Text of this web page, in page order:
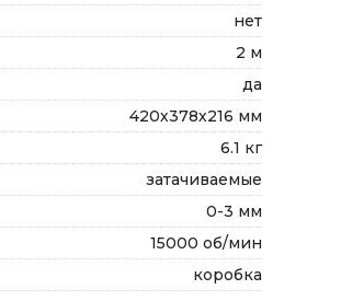
нет
2 м
да
420х378х216 мм
6.1 кг
затачиваемые
0-3 мм
15000 об/мин
коробка